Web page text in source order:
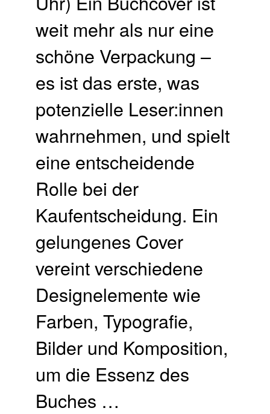
weit mehr als nur eine
schöne Verpackung –
es ist das erste, was
potenzielle Leser:innen
wahrnehmen, und spielt
eine entscheidende
Rolle bei der
Kaufentscheidung. Ein
gelungenes Cover
vereint verschiedene
Designelemente wie
Farben, Typografie,
Bilder und Komposition,
um die Essenz des
Buches …